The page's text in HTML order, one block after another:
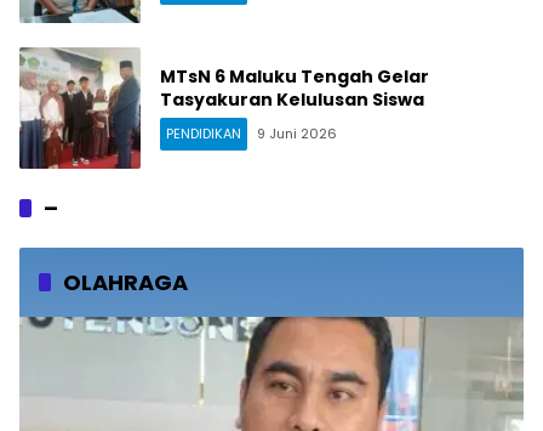
MTsN 6 Maluku Tengah Gelar
Tasyakuran Kelulusan Siswa
PENDIDIKAN 9 Juni 2026
–
OLAHRAGA